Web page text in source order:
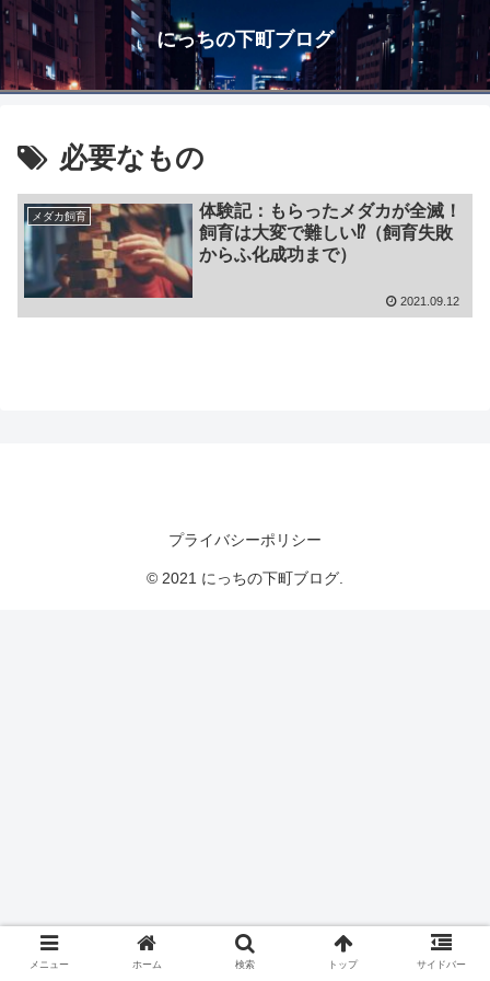
にっちの下町ブログ
必要なもの
メダカ飼育
体験記：もらったメダカが全滅！
飼育は大変で難しい⁉（飼育失敗
からふ化成功まで）
2021.09.12
プライバシーポリシー
© 2021 にっちの下町ブログ.
メニュー ホーム 検索 トップ サイドバー